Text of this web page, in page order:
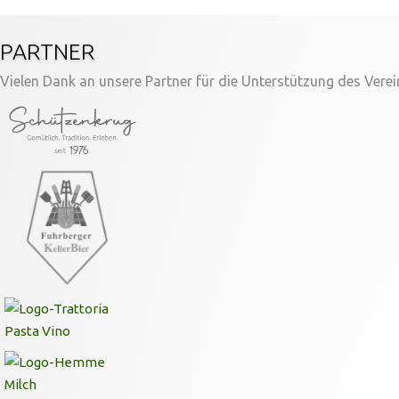
PARTNER
Vielen Dank an unsere Partner für die Unterstützung des